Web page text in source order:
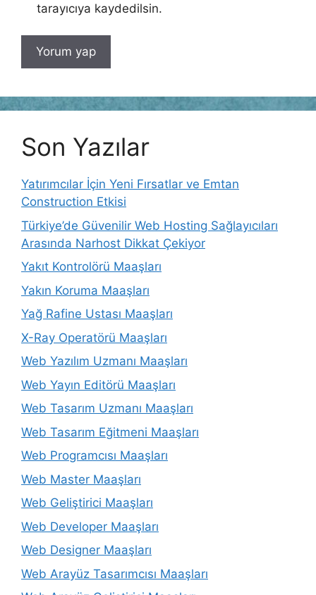
tarayıcıya kaydedilsin.
Son Yazılar
Yatırımcılar İçin Yeni Fırsatlar ve Emtan
Construction Etkisi
Türkiye’de Güvenilir Web Hosting Sağlayıcıları
Arasında Narhost Dikkat Çekiyor
Yakıt Kontrolörü Maaşları
Yakın Koruma Maaşları
Yağ Rafine Ustası Maaşları
X-Ray Operatörü Maaşları
Web Yazılım Uzmanı Maaşları
Web Yayın Editörü Maaşları
Web Tasarım Uzmanı Maaşları
Web Tasarım Eğitmeni Maaşları
Web Programcısı Maaşları
Web Master Maaşları
Web Geliştirici Maaşları
Web Developer Maaşları
Web Designer Maaşları
Web Arayüz Tasarımcısı Maaşları